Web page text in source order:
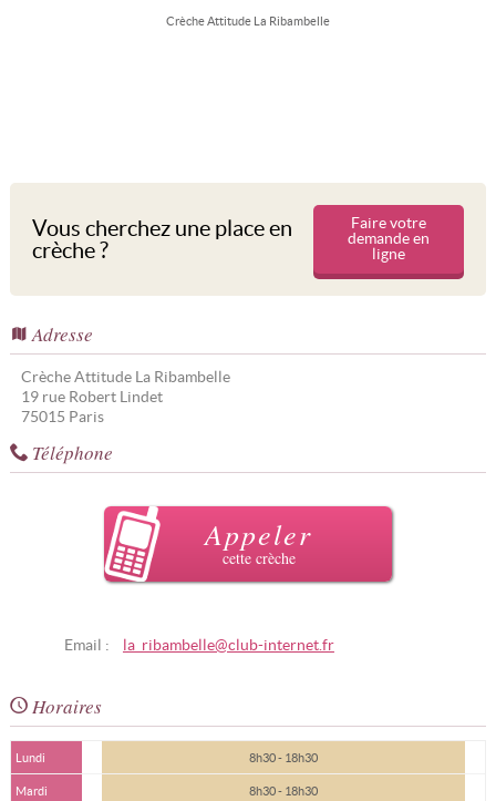
Crèche Attitude La Ribambelle
Vous cherchez une place en
crèche ?
Faire votre
demande en
ligne
Adresse
Crèche Attitude La Ribambelle
19 rue Robert Lindet
75015 Paris
Téléphone
Appeler
cette crèche
Email : la_ribambelle@club-internet.fr
Horaires
Lundi 8h30 - 18h30
Mardi 8h30 - 18h30